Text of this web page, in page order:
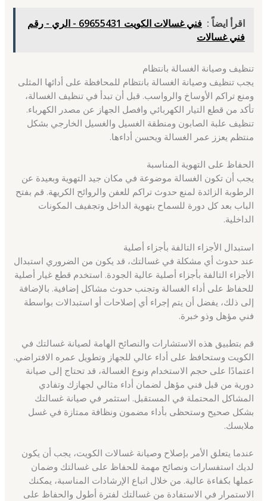
اقرأ ايضاً :
فني غسالات الكويت 69655431 - الري - رقم
فني غسالات
تنظيف وصيانة الغسالة بانتظام
يجب تنظيف وصيانة الغسالة بانتظام للمحافظة على أدائها المثلى
ومنع تراكم الأوساخ والرواسب. قبل أن تبدأ في تنظيف الغسالة،
تأكد من قطع التيار الكهربائي وافصل الجهاز عن مصدر الكهرباء.
تنظيف علبة الصابون ومنطقة الغسيل والغسيل الخارجي بشكل
منتظم يعزز عمر الغسالة ويحسن أداءها.
الحفاظ على التهوية المناسبة
يجب أن تكون الغسالة موضوعة في مكان جيد التهوية وبعيدة عن
الرطوبة الزائدة لمنع حدوث تراكم للعفن والروائح الكريهة. قم بفتح
الباب بعد كل دورة للسماح بتهوية الداخل وتجفيف المكونات
الداخلية.
استبدال الأجزاء التالفة بأجزاء أصلية
عند حدوث أي مشكلة في غسالتك، قد يكون من الضروري استبدال
الأجزاء التالفة بأجزاء أصلية عالية الجودة. استخدم قطع غيار أصلية
للحفاظ على أداء الغسالة وتجنب حدوث مشاكل إضافية. بالإضافة
إلى ذلك، يفضل أن يتم إجراء أي إصلاحات أو استبدالات بواسطة
فني مؤهل وذو خبرة.
قم بتطبيق هذه الاستشارات والنصائح الهامة لصيانة غسالتك في
الكويت وستحافظ على أداء عالي للجهاز وتطويل عمره الافتراضي.
اعتمادًا على حجم الاستخدام ونوع الغسالة، قد تحتاج إلى صيانة
دورية من قبل فني مؤهل لضمان أداء مثالي لجهازك وتفادي
المشاكل المحتملة في المستقبل. استثمر في صيانة غسالتك
بشكل صحيح وستحظى بأداء مضمون ونظافة ممتازة في غسل
ملابسك.
عندما يتعلق الأمر بإصلاح وصيانة غسالات الكويت، يجب أن يكون
لديك استفسارات ونصائح مهمة للحفاظ على غسالتك وضمان
عملها بكفاءة عالية. من خلال اتباع الإرشادات المناسبة، يمكنك
الاستمرار في الاستفادة من غسالتك لفترة أطول والحفاظ على